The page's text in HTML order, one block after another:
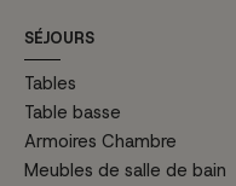
SÉJOURS
Tables
Table basse
Armoires Chambre
Meubles de salle de bain